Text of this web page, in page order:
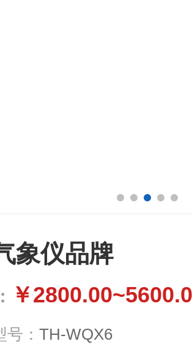
象仪品牌
￥
号： TH-WQX6